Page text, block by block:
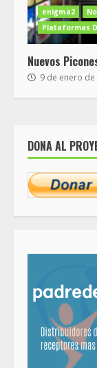
enigma2
Plataformas
Nuevos
9 de enero de
DONA AL